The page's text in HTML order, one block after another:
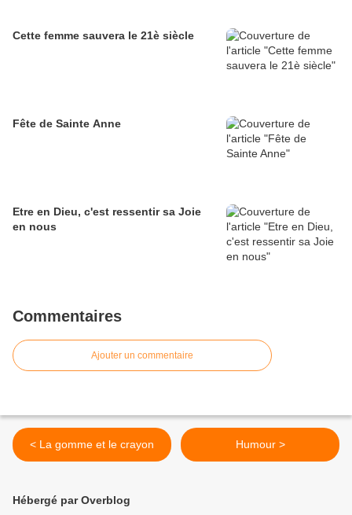
Cette femme sauvera le 21è siècle
Fête de Sainte Anne
Etre en Dieu, c'est ressentir sa Joie
en nous
Commentaires
Ajouter un commentaire
< La gomme et le crayon Humour >
Hébergé par Overblog